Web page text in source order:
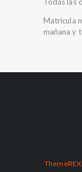
Todas las
Matricula
mañana y
ThemeREX